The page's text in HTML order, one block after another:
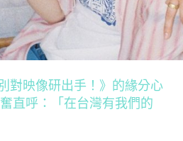
對映像研出手！》的緣分心
直呼：「在台灣有我們的